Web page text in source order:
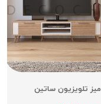
میز تلویزیون ساتین